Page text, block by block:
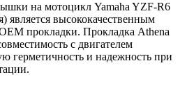
на мотоцикл Yamaha YZF-R6
является высококачественным
прокладки. Прокладка Athena
с двигателем
герметичность и надежность при